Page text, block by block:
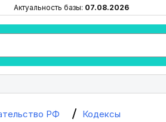
Актуальность базы: 07.08.2026
РФ Кодексы